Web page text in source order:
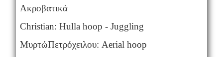
Ακροβατικά
Christian: Hulla hoop - Juggling
ΜυρτώΠετρόχειλου: Aerial hoop